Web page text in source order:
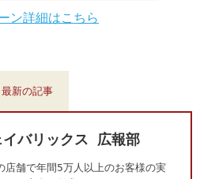
ン詳細はこちら
最新の記事
イバリックス 広報部
店舗で年間5万人以上のお客様の実